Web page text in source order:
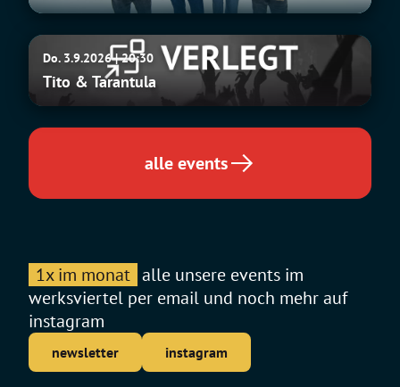
Tito
Tarantula
Do. 3.9.2026 | 20:30
Tito & Tarantula
alle events
1x im monat alle unsere events im
werksviertel per email und noch mehr auf
instagram
newsletter instagram